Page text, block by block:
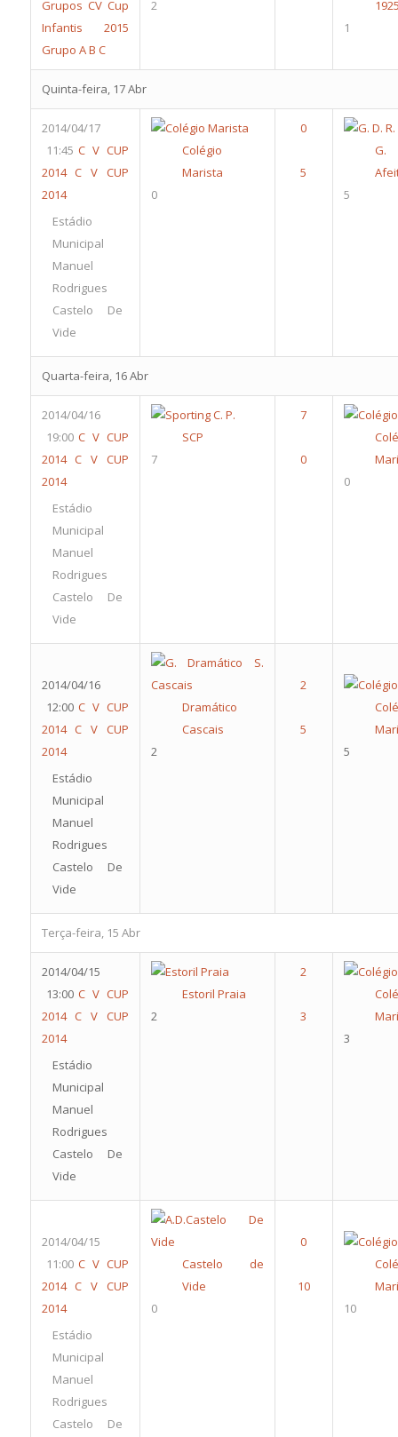
Grupos CV Cup
Infantis 2015
Grupo A B C
2
1
Quinta-feira, 17 Abr
2014/04/17
11:45 C V CUP
2014 C V CUP
2014
Estádio
Municipal
Manuel
Rodrigues
Castelo De
Vide
Colégio
Marista
0
5
Quarta-feira, 16 Abr
2014/04/16
19:00 C V CUP
2014 C V CUP
2014
Estádio
Municipal
Manuel
Rodrigues
Castelo De
Vide
SCP
7
0
2014/04/16
12:00 C V CUP
2014 C V CUP
2014
Estádio
Municipal
Manuel
Rodrigues
Castelo De
Vide
Dramático
Cascais
2
5
Terça-feira, 15 Abr
2014/04/15
13:00 C V CUP
2014 C V CUP
2014
Estádio
Municipal
Manuel
Rodrigues
Castelo De
Vide
Estoril Praia
2
3
2014/04/15
11:00 C V CUP
2014 C V CUP
2014
Estádio
Municipal
Manuel
Rodrigues
Castelo De
Castelo de
Vide
0
10